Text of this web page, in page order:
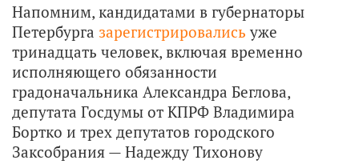
Напомним, кандидатами в губернаторы
Петербурга зарегистрировались уже
тринадцать человек, включая временно
исполняющего обязанности
градоначальника Александра Беглова,
депутата Госдумы от КПРФ Владимира
Бортко и трех депутатов городского
Заксобрания — Надежду Тихонову